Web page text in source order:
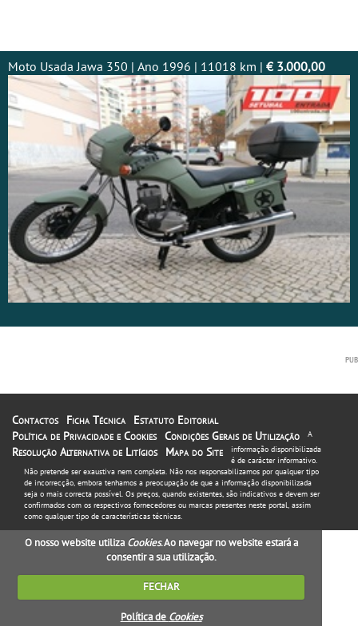
Moto Usada Jawa 350 | Ano 1996 | 11018 km | € 3.000,00
Contactos Ficha Técnica
Estatuto Editorial
Política de Privacidade e Cookies Condições Gerais de Utilização
Resolução Alternativa de Litígios
Mapa do Site
A
informação disponibilizada
é de carácter informativo.
Não pretende ser exaustiva nem completa. Não nos responsabilizamos por qualquer tipo
de incorrecção, embora tenhamos a preocupação de que a informação disponibilizada
seja o mais correcta possível. Os preços, quando existentes, são indicativos e devem ser
confirmados com os respectivos fornecedores ou marcas presentes neste portal, assim
como qualquer tipo de características técnicas.
O nosso website utiliza Cookies. Ao navegar no website estará a
consentir a sua utilização.
FECHAR
Política de Cookies